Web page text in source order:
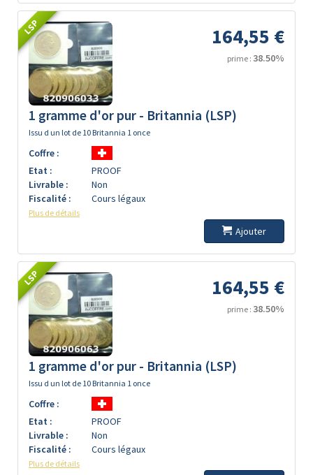
LSP 164,55 €
prime : 38.50%
1 gramme d'or pur - Britannia (LSP)
Issu d un lot de 10 Britannia 1 once
Coffre :
Etat :
PROOF
Livrable :
Non
Fiscalité :
Cours légaux
Plus de détails
Ajouter
LSP 164,55 €
prime : 38.50%
1 gramme d'or pur - Britannia (LSP)
Issu d un lot de 10 Britannia 1 once
Coffre :
Etat :
PROOF
Livrable :
Non
Fiscalité :
Cours légaux
Plus de détails